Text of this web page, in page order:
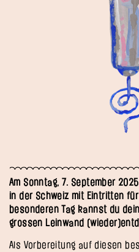
Am Sonntag, 7. September
in der Schweiz mit Eintritten für
besonderen Tag kannst du
grossen Leinwand
Als Vorbereitung auf diesen